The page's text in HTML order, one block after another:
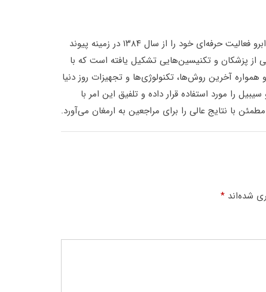
دکتر پارسا نوایی عضو انجمن بین‌المللی کاشت مو و ابرو فعالیت حرفه‌ای خود را از سال ۱۳۸۴ در زمینه پیوند
از پزشکان و تکنیسین‌هایی تشکیل یافته است که با
آخرین روش‌ها، تکنولوژی‌ها و تجهیزات روز دنیا
را مورد استفاده قرار داده و تلفیق این امر با
با نتایج عالی را برای مراجعین به ارمغان می‌آورد.
شده‌اند *